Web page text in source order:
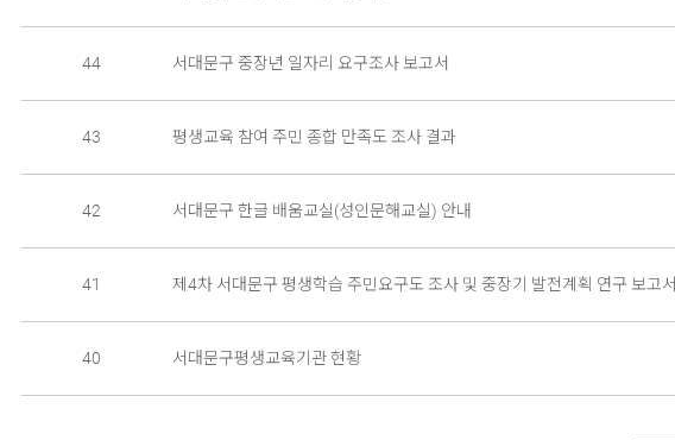
44 서대문구 중장년 일자리 요구조사 보고서
43 평생교육 참여 주민 종합 만족도 조사 결과
42 서대문구 한글 배움교실(성인문해교실) 안내
41 제4차 서대문구 평생학습 주민요구도 조사 및 중장기 발전계획 연구 보고서
40 서대문구평생교육기관 현황